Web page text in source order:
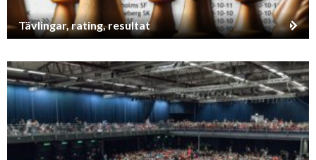
Tävlingar, rating, resultat